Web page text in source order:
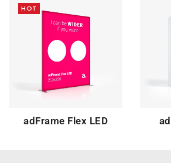
HOT
adFrame Flex LED